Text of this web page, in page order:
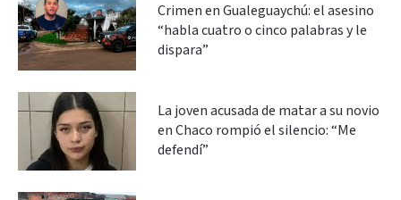
Crimen en Gualeguaychú: el asesino
“habla cuatro o cinco palabras y le
dispara”
La joven acusada de matar a su novio
en Chaco rompió el silencio: “Me
defendí”